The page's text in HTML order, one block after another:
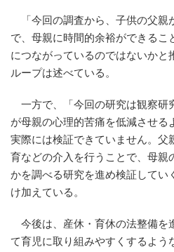
「今回の調査から、子供の父親
で、母親に時間的余裕ができるこ
につながっているのではないかと
ループは述べている。
一方で、「今回の研究は観察研
が母親の心理的苦痛を低減させる
実際には検証できていません。父
育などの介入を行うことで、母親
かを調べる研究を進め検証してい
け加えている。
今後は、産休・育休の法整備を
て育児に取り組みやすくするよう